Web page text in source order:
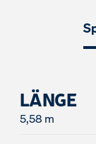
LÄNGE
5,58 m